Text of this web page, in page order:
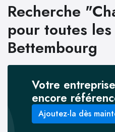
Recherche
pour toutes
Bettembourg
Votre
encore
Ajoutez-la dès